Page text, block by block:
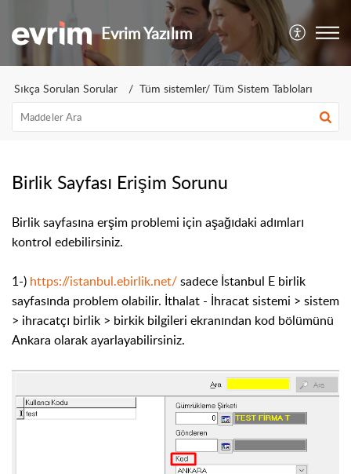
Evrim Yazılım
Sıkça Sorulan Sorular Tüm sistemler/ Tüm Sistem Tabloları
Birlik Sayfası Erişim Sorunu
Birlik sayfasına erşim problemi için aşağıdaki adımları
kontrol edebilirsiniz.
1-) https://istanbul.ebirlik.net/sadece İstanbul E birlik
sayfasında problem olabilir. İthalat - İhracat sistemi > sistem
> ihracatçı birlik > birkik bilgileri ekranından kod bölümünü
Ankara olarak ayarlayabilirsiniz.